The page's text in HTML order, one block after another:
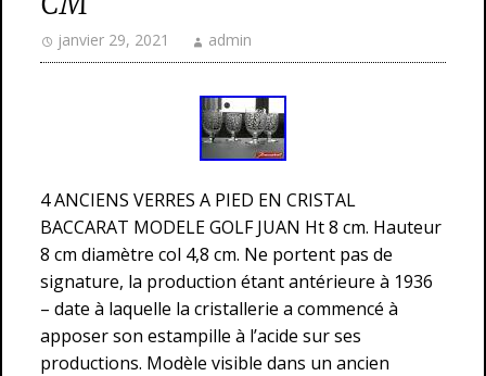
janvier 29, 2021 admin
4 ANCIENS VERRES A PIED EN CRISTAL
BACCARAT MODELE GOLF JUAN Ht 8 cm. Hauteur
8 cm diamètre col 4,8 cm. Ne portent pas de
signature, la production étant antérieure à 1936
– date à laquelle la cristallerie a commencé à
apposer son estampille à l’acide sur ses
productions. Modèle visible dans un ancien